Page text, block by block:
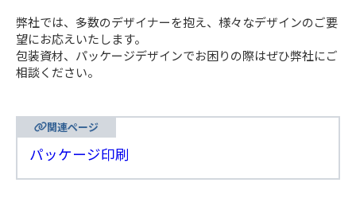
弊社では、多数のデザイナーを抱え、様々なデザインのご要
望にお応えいたします。
包装資材、パッケージデザインでお困りの際はぜひ弊社にご
相談ください。
関連ページ
パッケージ印刷